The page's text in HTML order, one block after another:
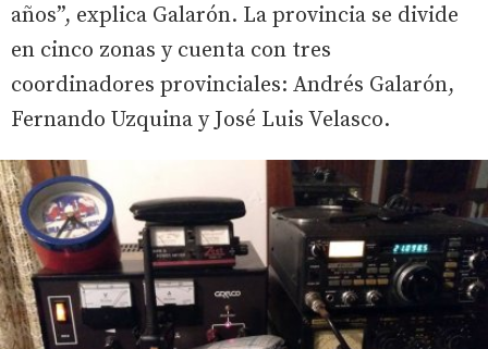
años”, explica Galarón. La provincia se divide
en cinco zonas y cuenta con tres
coordinadores provinciales: Andrés Galarón,
Fernando Uzquina y José Luis Velasco.